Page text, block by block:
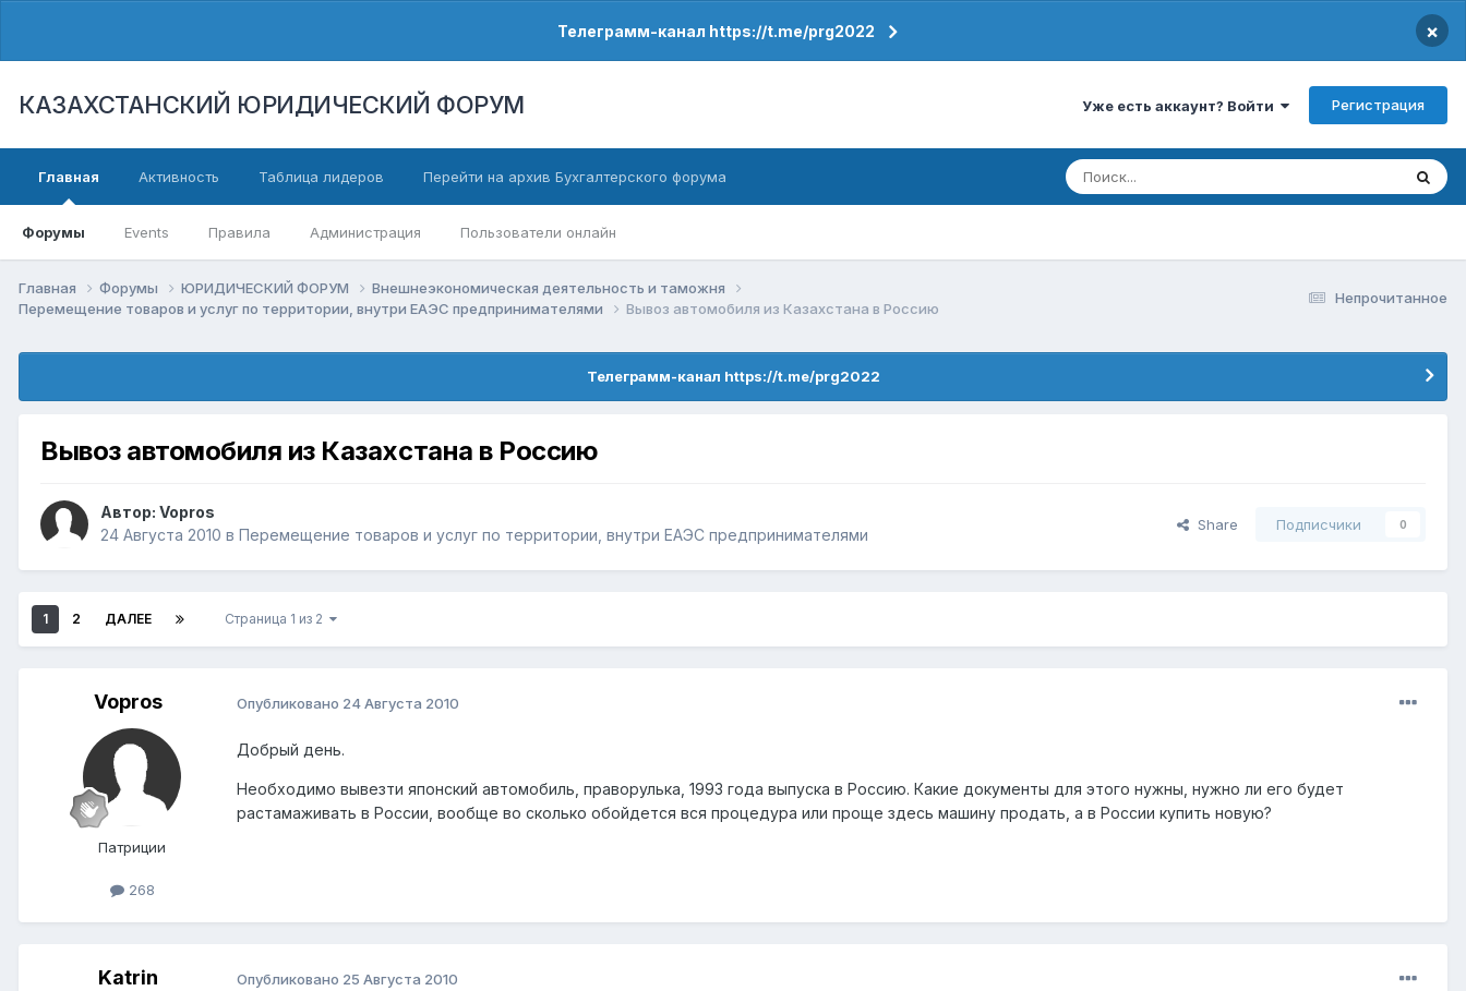
Телеграмм-канал https://t.me/prg2022 ×
КАЗАХСТАНСКИЙ ЮРИДИЧЕСКИЙ ФОРУМ Уже есть аккаунт? Войти Регистрация
Главная
Форумы Events Правила Администрация Пользователи онлайн
Активность Таблица лидеров Перейти на архив Бухгалтерского форума
Непрочитанное
Главная Форумы ЮРИДИЧЕСКИЙ ФОРУМ
Внешнеэкономическая деятельность и таможня
Перемещение товаров и услуг по территории, внутри ЕАЭС предпринимателями
Вывоз автомобиля из Казахстана в Россию
Телеграмм-канал https://t.me/prg2022
Вывоз автомобиля из Казахстана в Россию
Автор: Vopros
24 Августа 2010 в Перемещение товаров и услуг по территории, внутри ЕАЭС предпринимателями
Share Подписчики 0
1 2 ДАЛЕЕ Страница 1 из 2
Vopros
Патриции
268
Опубликовано 24 Августа 2010
Добрый день.
Необходимо вывезти японский автомобиль, праворулька, 1993 года выпуска в Россию. Какие документы для этого нужны, нужно ли его будет
растамаживать в России, вообще во сколько обойдется вся процедура или проще здесь машину продать, а в России купить новую?
Katrin Опубликовано 25 Августа 2010